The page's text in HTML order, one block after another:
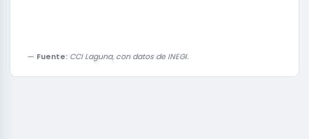
Fuente: CCI Laguna, con datos de INEGI.